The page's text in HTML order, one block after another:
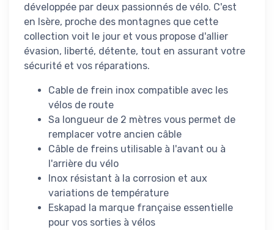
développée par deux passionnés de vélo. C'est
en Isère, proche des montagnes que cette
collection voit le jour et vous propose d'allier
évasion, liberté, détente, tout en assurant votre
sécurité et vos réparations.
Cable de frein inox compatible avec les
vélos de route
Sa longueur de 2 mètres vous permet de
remplacer votre ancien câble
Câble de freins utilisable à l'avant ou à
l'arrière du vélo
Inox résistant à la corrosion et aux
variations de température
Eskapad la marque française essentielle
pour vos sorties à vélos